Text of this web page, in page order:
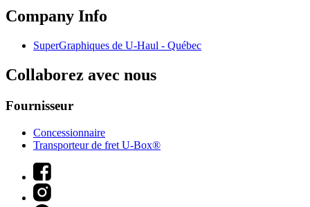
Company Info
SuperGraphiques de U-Haul - Québec
Collaborez avec nous
Fournisseur
Concessionnaire
Transporteur de fret U-Box®